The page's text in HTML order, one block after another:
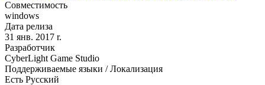
Совместимость
windows
Дата релиза
31 янв. 2017 r.
Разработчик
CyberLight Game Studio
Поддерживаемые языки / Локализация
Есть Русский